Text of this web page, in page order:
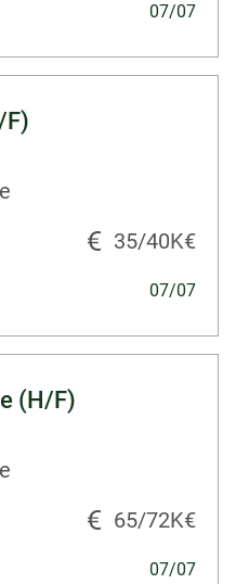
07/07
F)
35/40K€
07/07
(H/F)
65/72K€
07/07